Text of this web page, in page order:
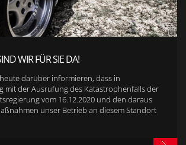
WIR FÜR SIE DA!
darüber informieren, dass in
mit der Ausrufung des Katastrophenfalls der
vom 16.12.2020 und den daraus
unser Betrieb an diesem Standort